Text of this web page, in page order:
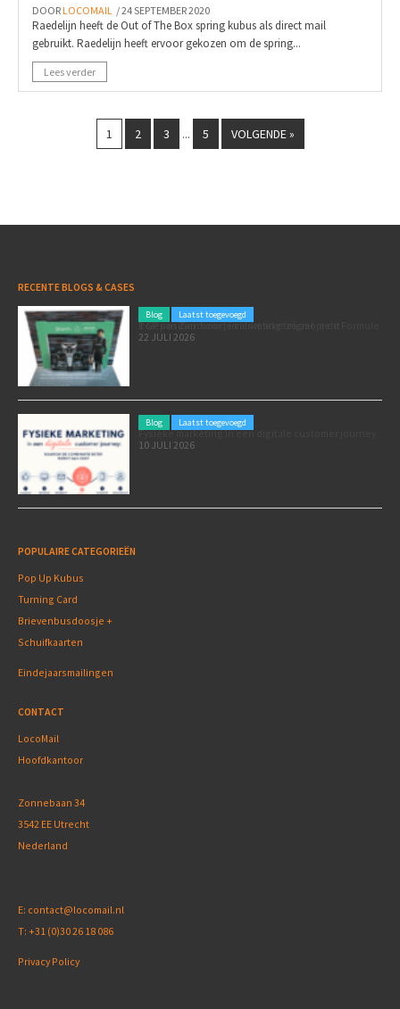
DOOR LOCOMAIL / 24 SEPTEMBER 2020
Raedelijn heeft de Out of The Box spring kubus als direct mail
gebruikt. Raedelijn heeft ervoor gekozen om de spring...
Lees verder
1 2 3 ... 5 VOLGENDE »
RECENTE BLOGS & CASES
Blog Laatst toegevoegd
Poleposition voor je marketing: zó zet je de Formule 1 GP van Zandvoort in als marketingmoment
22 JULI 2026
Blog Laatst toegevoegd
Fysieke marketing in een digitale customer journey
10 JULI 2026
POPULAIRE CATEGORIEËN
Pop Up Kubus
Turning Card
Brievenbusdoosje +
Schuifkaarten
Eindejaarsmailingen
CONTACT
LocoMail
Hoofdkantoor
Zonnebaan 34
3542 EE Utrecht
Nederland
E: contact@locomail.nl
T: +31 (0)30 26 18 086
Privacy Policy